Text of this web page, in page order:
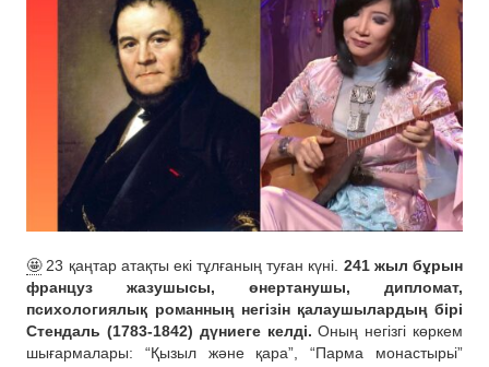
🤩23 қаңтар атақты екі тұлғаның туған күні. 241 жыл бұрын
француз жазушысы, өнертанушы, дипломат,
психологиялық романның негізін қалаушылардың бірі
Стендаль (1783-1842) дүниеге келді. Оның негізгі көркем
шығармалары: “Қызыл және қара”, “Парма монастырьі”